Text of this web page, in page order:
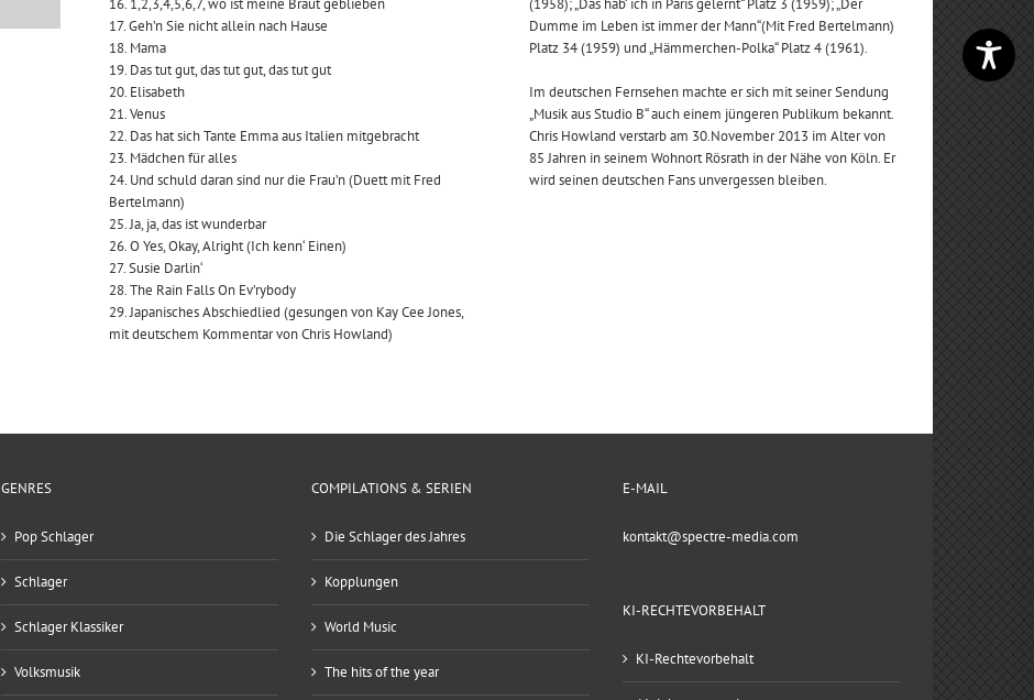
16. 1,2,3,4,5,6,7, wo ist meine Braut geblieben
17. Geh’n Sie nicht allein nach Hause
18. Mama
19. Das tut gut, das tut gut, das tut gut
20. Elisabeth
21. Venus
22. Das hat sich Tante Emma aus Italien mitgebracht
23. Mädchen für alles
24. Und schuld daran sind nur die Frau’n (Duett mit Fred
Bertelmann)
25. Ja, ja, das ist wunderbar
26. O Yes, Okay, Alright (Ich kenn‘ Einen)
27. Susie Darlin‘
28. The Rain Falls On Ev’rybody
29. Japanisches Abschiedlied (gesungen von Kay Cee Jones,
mit deutschem Kommentar von Chris Howland)
(1958); „Das hab‘ ich in Paris gelernt“ Platz 3 (1959); „Der
Dumme im Leben ist immer der Mann“(Mit Fred Bertelmann)
Platz 34 (1959) und „Hämmerchen-Polka“ Platz 4 (1961).
Im deutschen Fernsehen machte er sich mit seiner Sendung
„Musik aus Studio B“ auch einem jüngeren Publikum bekannt.
Chris Howland verstarb am 30.November 2013 im Alter von
85 Jahren in seinem Wohnort Rösrath in der Nähe von Köln. Er
wird seinen deutschen Fans unvergessen bleiben.
GENRES
Pop Schlager
Schlager
Schlager Klassiker
Volksmusik
COMPILATIONS & SERIEN
Die Schlager des Jahres
Kopplungen
World Music
The hits of the year
E-MAIL
kontakt@spectre-media.com
KI-RECHTEVORBEHALT
KI-Rechtevorbehalt